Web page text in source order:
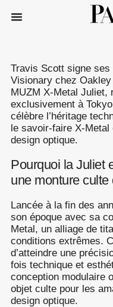
Travis Scott signe
Visionary chez
MUZM X-Metal Juliet,
exclusivement à
célèbre l’héritage
le savoir-faire X-Metal
design optique.
Pourquoi la Juliet
une monture culte
Lancée à la fin des
son époque avec sa
Metal, un alliage de
conditions extrêmes.
d’atteindre une
fois technique et
conception modulaire
objet culte pour les
design optique.